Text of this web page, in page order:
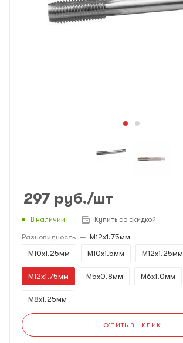
297 руб./шт
В наличии Купить со скидкой
Разновидность — M12x1.75мм
M10x1.25мм
M10x1.5мм M12x1.25мм
M12x1.75мм M5x0.8мм M6x1.0мм
M8x1.25мм
КУПИТЬ В 1 КЛИК